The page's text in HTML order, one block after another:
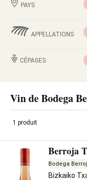
PAYS
APPELLATIONS
CÉPAGES
Vin de Bodega
1 produit
Berroja
Bodega
Bizkaiko